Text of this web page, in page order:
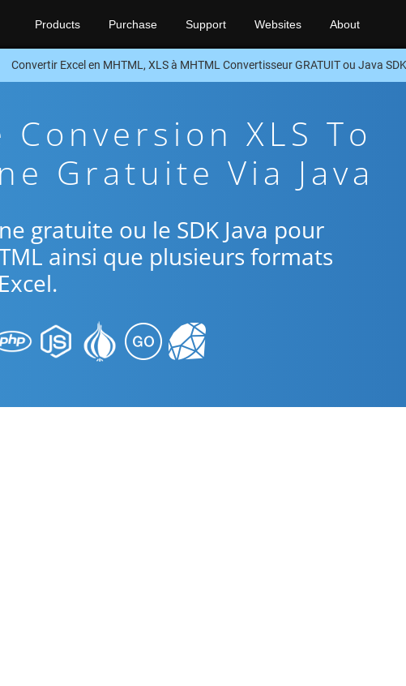
Products Purchase Support Websites About
Convertir Excel en MHTML, XLS à MHTML Convertisseur GRATUIT ou Java SDK
XLS To
Gratuite Via Java
gratuite ou le SDK Java pour
ainsi que plusieurs formats
Excel.